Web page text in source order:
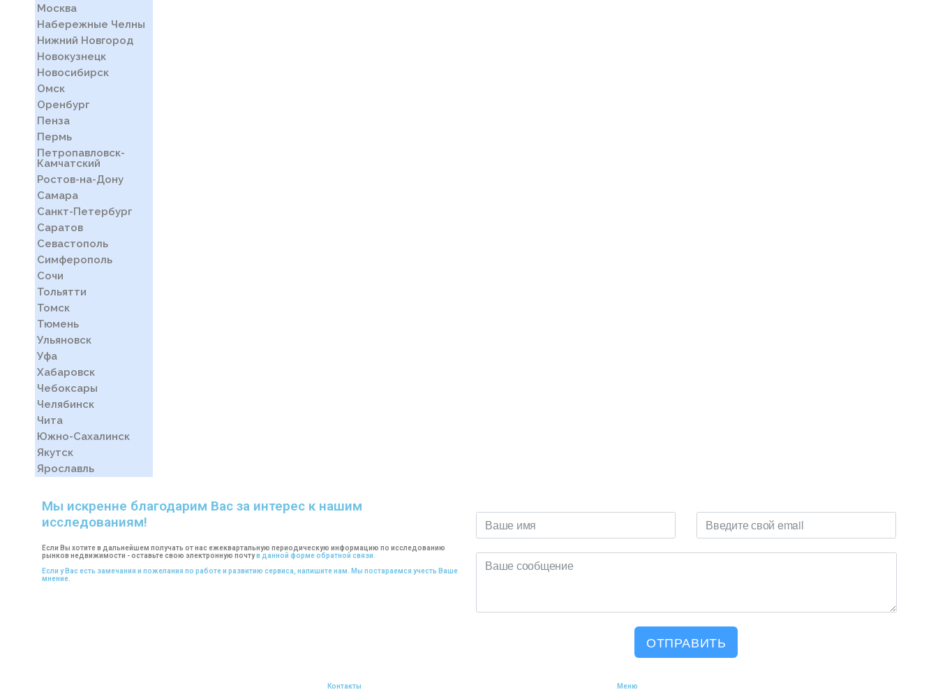
Москва
Набережные Челны
Нижний Новгород
Новокузнецк
Новосибирск
Омск
Оренбург
Пенза
Пермь
Петропавловск-
Камчатский
Ростов-на-Дону
Самара
Санкт-Петербург
Саратов
Севастополь
Симферополь
Сочи
Тольятти
Томск
Тюмень
Ульяновск
Уфа
Хабаровск
Чебоксары
Челябинск
Чита
Южно-Сахалинск
Якутск
Ярославль
Мы искренне благодарим Вас за интерес к нашим
исследованиям!
Если Вы хотите в дальнейшем получать от нас ежеквартальную периодическую информацию по исследованию
рынков недвижимости - оставьте свою электронную почтув данной форме обратной связи.
Если у Вас есть замечания и пожелания по работе и развитию сервиса, напишите нам. Мы постараемся учесть Ваше
мнение.
ОТПРАВИТЬ
Контакты Меню